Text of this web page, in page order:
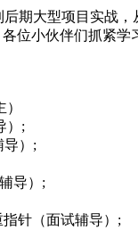
期大型项目实战
位小伙伴们抓紧学
）;
导）;
导）;
针（面试辅导）;